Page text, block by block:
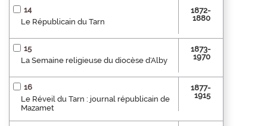
14
Le Républicain du Tarn
1872-
1880
15
La Semaine religieuse du diocèse d'Alby
1873-
1970
16
Le Réveil du Tarn : journal républicain de
Mazamet
1877-
1915